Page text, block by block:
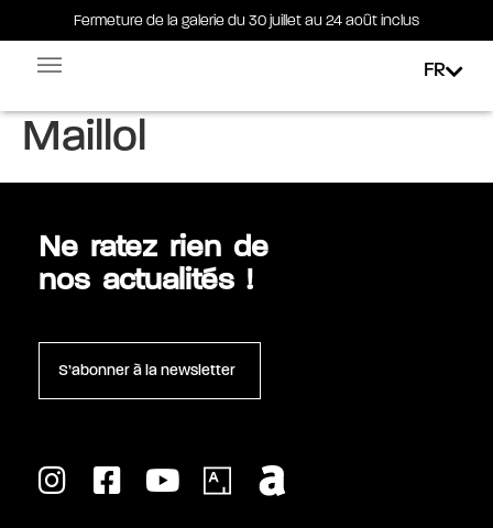
Fermeture de la galerie du 30 juillet au 24 août inclus
Fermeture de la galerie du 30 juillet au 24 août inclus
FR
Étiquette :
Maillol
Ne ratez rien de
nos actualités !
S’abonner à la newsletter